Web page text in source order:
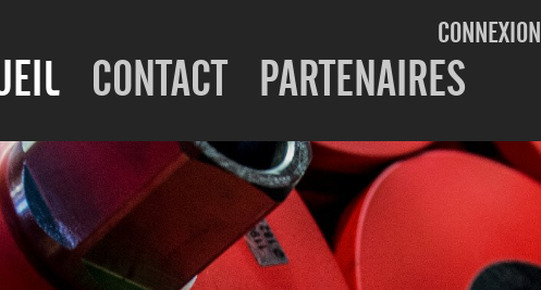
CONTACT PARTENAIRES
CONNEXION